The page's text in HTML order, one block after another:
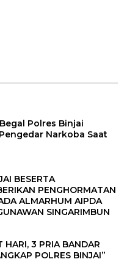
Polres Binjai
Narkoba Saat
BESERTA
PENGHORMATAN
ALMARHUM AIPDA
SINGARIMBUN
HARI, 3 PRIA BANDAR
POLRES BINJAI”